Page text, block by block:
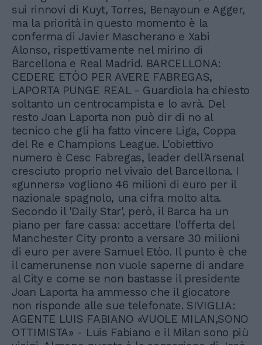
sui rinnovi di Kuyt, Torres, Benayoun e Agger,
ma la priorità in questo momento è la
conferma di Javier Mascherano e Xabi
Alonso, rispettivamente nel mirino di
Barcellona e Real Madrid. BARCELLONA:
CEDERE ETÒO PER AVERE FABREGAS,
LAPORTA PUNGE REAL - Guardiola ha chiesto
soltanto un centrocampista e lo avrà. Del
resto Joan Laporta non può dir di no al
tecnico che gli ha fatto vincere Liga, Coppa
del Re e Champions League. L'obiettivo
numero è Cesc Fabregas, leader dell'Arsenal
cresciuto proprio nel vivaio del Barcellona. I
«gunners» vogliono 46 milioni di euro per il
nazionale spagnolo, una cifra molto alta.
Secondo il 'Daily Star', però, il Barca ha un
piano per fare cassa: accettare l'offerta del
Manchester City pronto a versare 30 milioni
di euro per avere Samuel Etòo. Il punto è che
il camerunense non vuole saperne di andare
al City e come se non bastasse il presidente
Joan Laporta ha ammesso che il giocatore
non risponde alle sue telefonate. SIVIGLIA:
AGENTE LUIS FABIANO «VUOLE MILAN,SONO
OTTIMISTA» - Luis Fabiano e il Milan sono più